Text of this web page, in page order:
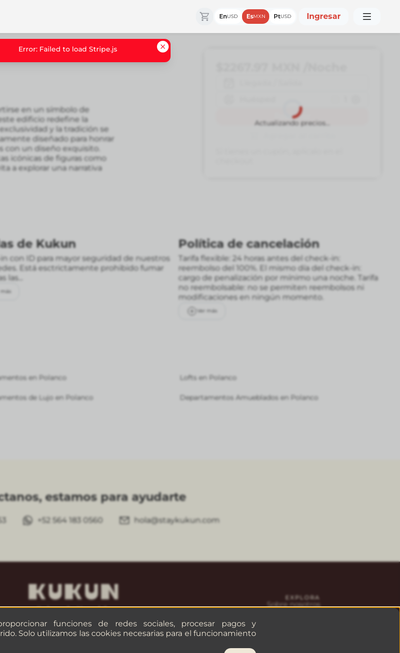
EnUSD EsMXN PtUSD Ingresar
en un símbolo de
edificio redefine la
y la tradición se
diseñado para honrar
con un diseño exquisito.
icónicas de figuras como
a explorar una narrativa
Actualizando precios...
Reservar
de Kukun
con ID para mayor seguridad de nuestros
Está esctrictamente prohibido fumar
las...
más
Política de cancelación
Tarifa flexible: 24 horas antes del check-in:
reembolso del 100%. El mismo día del check-in:
cargo de penalización por mínimo una noche.
Tarifa
no reembolsable: no se permiten reembolsos ni
modificaciones en ningún momento.
Ver más
en Polanco Lofts en Polanco
de Lujo en Polanco Departamentos Amueblados en Polanco
estamos para ayudarte
+52 564 183 0560 hola@staykukun.com
EXPLORA
Sobre nosotros
Error: Failed to load Stripe.js
funciones de redes sociales, procesar pagos y
Solo utilizamos las cookies necesarias para el funcionamiento